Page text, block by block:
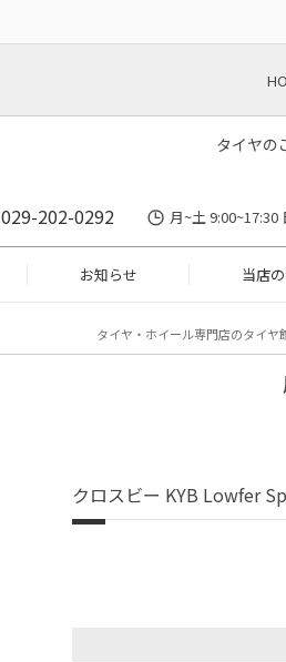
タイヤの
029-202-0292 月~土 9:00~17:30
お知らせ 当店
タイヤ・ホイール専門店のタイヤ
クロスビー KYB Lowfer